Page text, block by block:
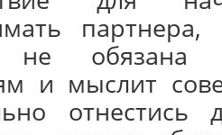
не обязана
и мыслит